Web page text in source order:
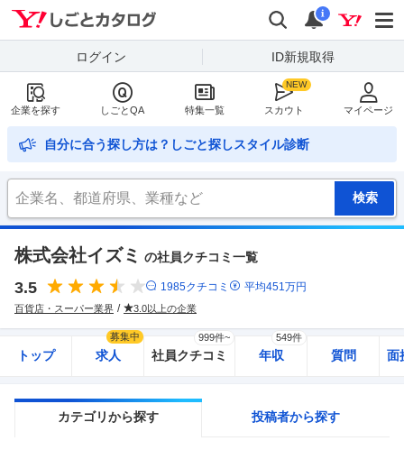
検索
通知
i
ログイン ID新規取得
企業を探す しごとQA 特集一覧 スカウト マイページ
自分に合う探し方は？しごと探しスタイル診断
株式会社イズミ の社員クチコミ一覧
3.5 1985クチコミ 平均451 万円
百貨店・スーパー業界 3.0以上の企業
トップ 求人
募集中
社員クチコミ
999件~
年収
549件
質問 面
カテゴリから探す 投稿者から探す